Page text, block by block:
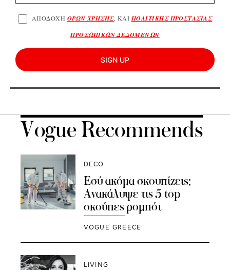
ΑΠΟΔΟΧΗ ΟΡΩΝ ΧΡΗΣΗΣ, ΚΑΙ ΠΟΛΙΤΙΚΗΣ ΠΡΟΣΤΑΣΙΑΣ
ΠΡΟΣΩΠΙΚΩΝ ΔΕΔΟΜΕΝΩΝ
SIGN UP
Vogue Recommends
DECO
Εσύ ακόμα σκουπίζεις;
Ανακάλυψε τις 5 top
σκούπες ρομπότ
VOGUE GREECE
LIVING